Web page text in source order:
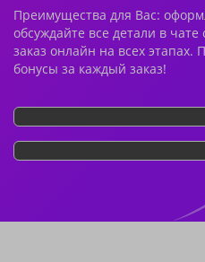
Преимущества для Вас:
обсуждайте все детали в
заказ онлайн на всех
бонусы за каждый заказ!